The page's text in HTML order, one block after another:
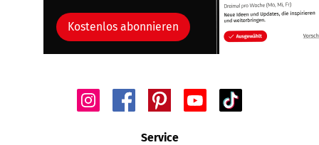
Kostenlos abonnieren
Service